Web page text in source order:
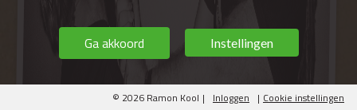
Ga akkoord Instellingen
© 2026 Ramon Kool | Inloggen | Cookie instellingen